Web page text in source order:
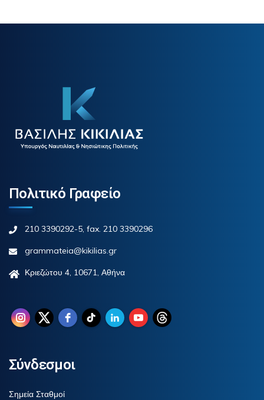
Πολιτικό Γραφείο
210 3390292-5, fax. 210 3390296
grammateia@kikilias.gr
Κριεζώτου 4, 10671, Αθήνα
Σύνδεσμοι
Σημεία Σταθμοί